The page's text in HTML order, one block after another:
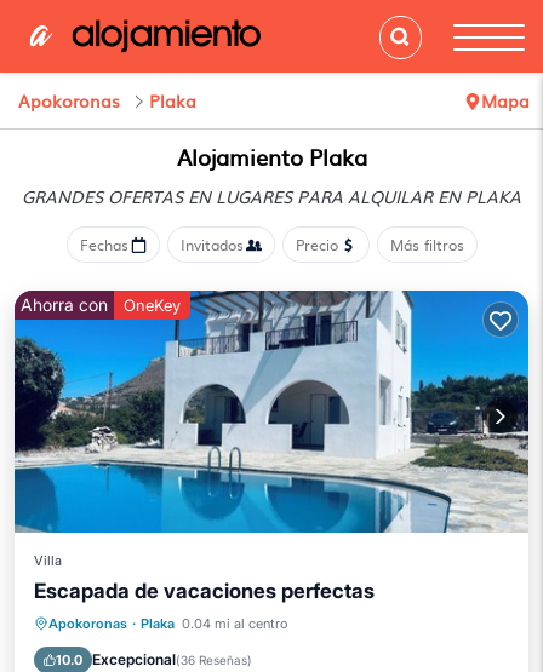
Apokoronas Plaka Mapa
Alojamiento Plaka
GRANDES OFERTAS EN LUGARESPARA ALQUILAR EN PLAKA
Fechas Invitados Precio Más filtros
Ahorra con OneKey
Villa
Escapada de vacaciones perfectas
Apokoronas · Plaka 0.04 mi al centro
10.0 Excepcional(36 Reseñas)
Piscina privada
Frente al mar
Aparcamiento